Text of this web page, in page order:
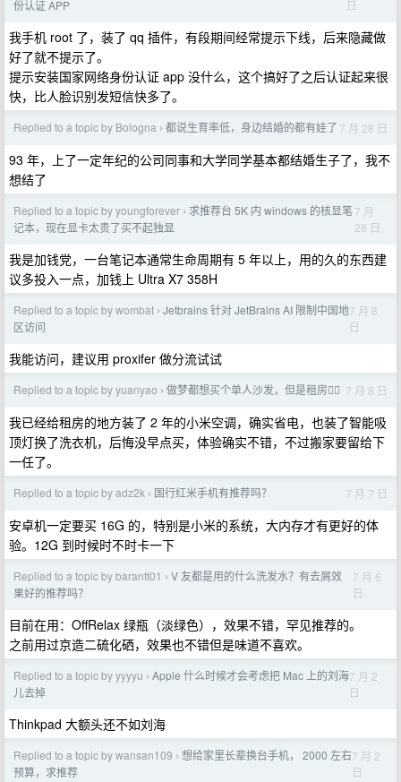
份认证 APP
日
我手机 root 了，装了 qq 插件，有段期间经常提示下线，后来隐藏做
好了就不提示了。
提示安装国家网络身份认证 app 没什么，这个搞好了之后认证起来很
快，比人脸识别发短信快多了。
Replied to a topic by Bologna › 都说生育率低，身边结婚的都有娃了 7 月 28 日
93 年，上了一定年纪的公司同事和大学同学基本都结婚生子了，我不
想结了
Replied to a topic by youngforever › 求推荐台 5K 内 windows 的核显笔
记本，现在显卡太贵了买不起独显
7 月
28 日
我是加钱党，一台笔记本通常生命周期有 5 年以上，用的久的东西建
议多投入一点，加钱上 Ultra X7 358H
Replied to a topic by wombat › Jetbrains 针对 JetBrains AI 限制中国地
区访问
7 月 8
日
我能访问，建议用 proxifer 做分流试试
Replied to a topic by yuanyao › 做梦都想买个单人沙发，但是租房😮‍💨 7 月 8 日
我已经给租房的地方装了 2 年的小米空调，确实省电，也装了智能吸
顶灯换了洗衣机，后悔没早点买，体验确实不错，不过搬家要留给下
一任了。
Replied to a topic by adz2k › 国行红米手机有推荐吗？ 7 月 7 日
安卓机一定要买 16G 的，特别是小米的系统，大内存才有更好的体
验。12G 到时候时不时卡一下
Replied to a topic by barantt01 › V 友都是用的什么洗发水？有去屑效
果好的推荐吗？
7 月 6
日
目前在用：OffRelax 绿瓶（淡绿色），效果不错，罕见推荐的。
之前用过京造二硫化硒，效果也不错但是味道不喜欢。
Replied to a topic by yyyyu › Apple 什么时候才会考虑把 Mac 上的刘海
儿去掉
7 月 2
日
Thinkpad 大额头还不如刘海
Replied to a topic by wansan109 › 想给家里长辈换台手机， 2000 左右
预算，求推荐
7 月 2
日